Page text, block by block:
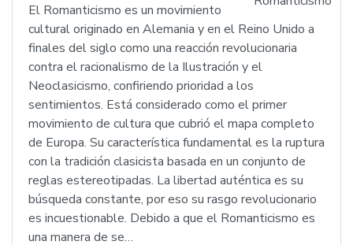
El Romanticismo es un movimiento
cultural originado en Alemania y en el Reino Unido a
finales del siglo como una reacción revolucionaria
contra el racionalismo de la Ilustración y el
Neoclasicismo, confiriendo prioridad a los
sentimientos. Está considerado como el primer
movimiento de cultura que cubrió el mapa completo
de Europa. Su característica fundamental es la ruptura
con la tradición clasicista basada en un conjunto de
reglas estereotipadas. La libertad auténtica es su
búsqueda constante, por eso su rasgo revolucionario
es incuestionable. Debido a que el Romanticismo es
una manera de se…